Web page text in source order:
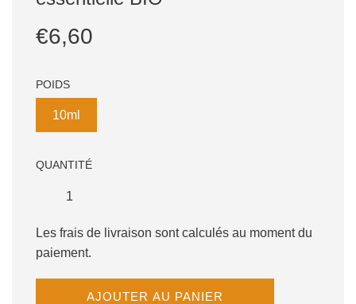
Prix
réduit
Prix
régulier
€6,60
POIDS
10ml
QUANTITÉ
Les frais de livraison sont calculés au moment du
paiement.
C
AJOUTER AU PANIER